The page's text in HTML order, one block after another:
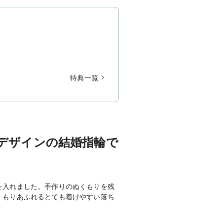
特典一覧
ザインの結婚指輪で
れました。手作りのぬくもりを残
りあふれるとても着けやすい落ち